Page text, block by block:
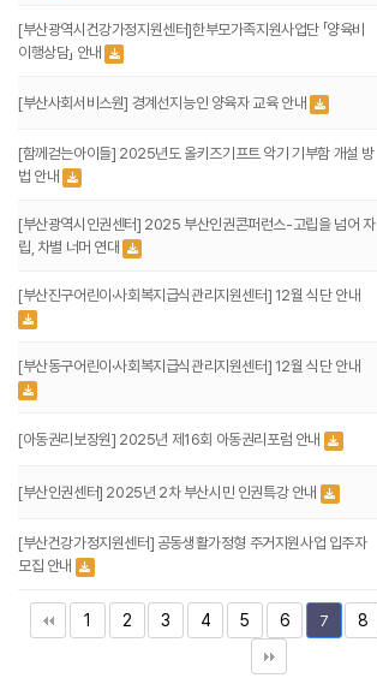
[부산광역시건강가정지원센터]한부모가족지원사업단 「양육비
이행상담」 안내
[부산사회서비스원] 경계선지능인 양육자 교육 안내
[함께걷는아이들] 2025년도 올키즈기프트 악기 기부함 개설 방
법 안내
[부산광역시인권센터] 2025 부산인권콘퍼런스-고립을 넘어 자
립, 차별 너머 연대
[부산진구어린이·사회복지급식관리지원센터] 12월 식단 안내
[부산동구어린이·사회복지급식관리지원센터] 12월 식단 안내
[아동권리보장원] 2025년 제16회 아동권리포럼 안내
[부산인권센터] 2025년 2차 부산시민 인권특강 안내
[부산건강가정지원센터] 공동생활가정형 주거지원사업 입주자
모집 안내
1 2 3 4 5 6 7 8